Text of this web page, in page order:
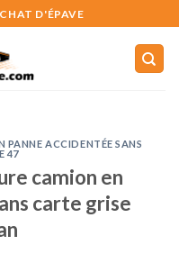
D'ÉPAVE
PANNE ACCIDENTÉE SANS
47
camion en
carte grise